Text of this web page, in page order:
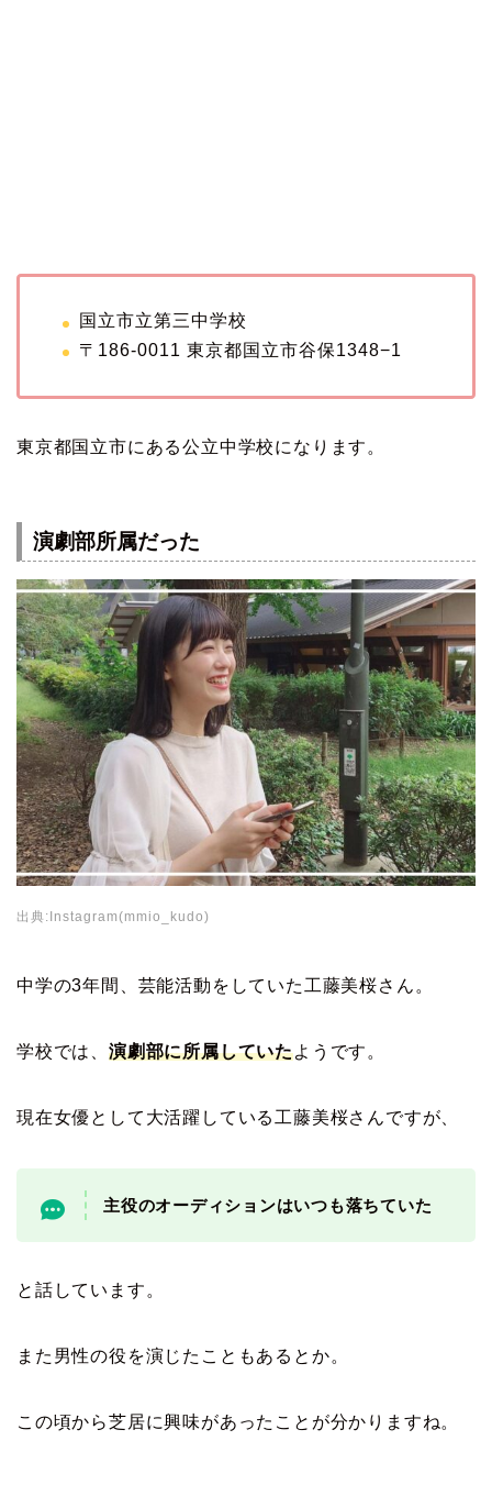
国立市立第三中学校
〒186-0011 東京都国立市谷保1348−1
東京都国立市にある公立中学校になります。
演劇部所属だった
出典:Instagram(mmio_kudo)
中学の3年間、芸能活動をしていた工藤美桜さん。
学校では、 演劇部に所属していたようです。
現在女優として大活躍している工藤美桜さんですが、
主役のオーディションはいつも落ちていた
と話しています。
また男性の役を演じたこともあるとか。
この頃から芝居に興味があったことが分かりますね。